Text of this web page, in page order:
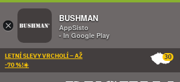
LETNÍ SLEVY VRCHOLÍ – AŽ
-70 %!☀️
30
×
BUSHMAN
AppSisto
- In Google Play